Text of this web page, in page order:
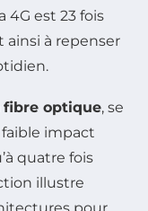
est 23 fois
ainsi à repenser
fibre optique, se
impact
quatre fois
illustre
pour